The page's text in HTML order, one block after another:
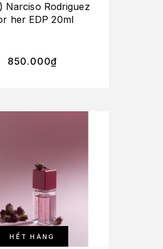
Narciso Rodriguez
her EDP 20ml
850.000₫
HẾT HÀNG